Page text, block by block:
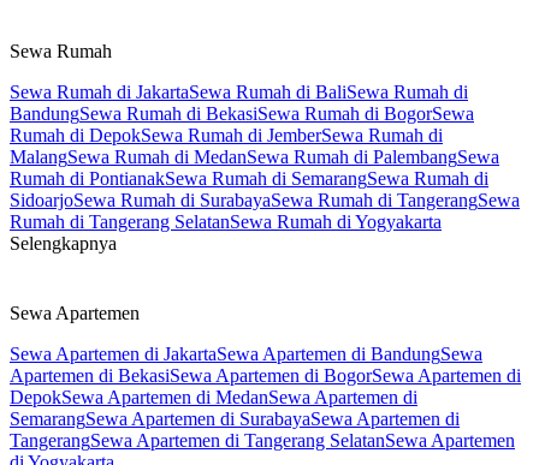
Sewa Rumah
Sewa Rumah di JakartaSewa Rumah di BaliSewa Rumah di
BandungSewa Rumah di BekasiSewa Rumah di BogorSewa
Rumah di DepokSewa Rumah di JemberSewa Rumah di
MalangSewa Rumah di MedanSewa Rumah di PalembangSewa
Rumah di PontianakSewa Rumah di SemarangSewa Rumah di
SidoarjoSewa Rumah di SurabayaSewa Rumah di TangerangSewa
Rumah di Tangerang SelatanSewa Rumah di Yogyakarta
Selengkapnya
Sewa Apartemen
Sewa Apartemen di JakartaSewa Apartemen di BandungSewa
Apartemen di BekasiSewa Apartemen di BogorSewa Apartemen di
DepokSewa Apartemen di MedanSewa Apartemen di
SemarangSewa Apartemen di SurabayaSewa Apartemen di
TangerangSewa Apartemen di Tangerang SelatanSewa Apartemen